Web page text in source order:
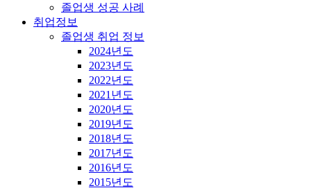
졸업생 성공 사례
취업정보
졸업생 취업 정보
2024년도
2023년도
2022년도
2021년도
2020년도
2019년도
2018년도
2017년도
2016년도
2015년도